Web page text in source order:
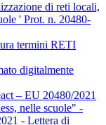
di reti locali,
' Prot. n. 20480-
termini RETI
digitalmente
– EU 20480/2021
nelle scuole" -
- Lettera di